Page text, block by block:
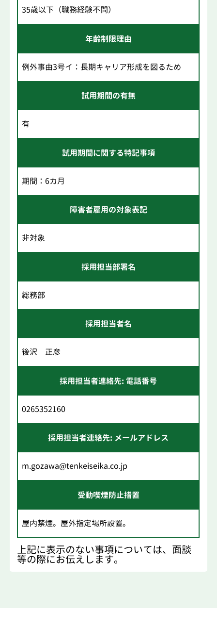
35歳以下（職務経験不問）
年齢制限理由
例外事由3号イ：長期キャリア形成を図るため
試用期間の有無
有
試用期間に関する特記事項
期間：6カ月
障害者雇用の対象表記
非対象
採用担当部署名
総務部
採用担当者名
後沢 正彦
採用担当者連絡先: 電話番号
0265352160
採用担当者連絡先: メールアドレス
m.gozawa@tenkeiseika.co.jp
受動喫煙防止措置
屋内禁煙。屋外指定場所設置。
上記に表示のない事項については、面談
等の際にお伝えします。